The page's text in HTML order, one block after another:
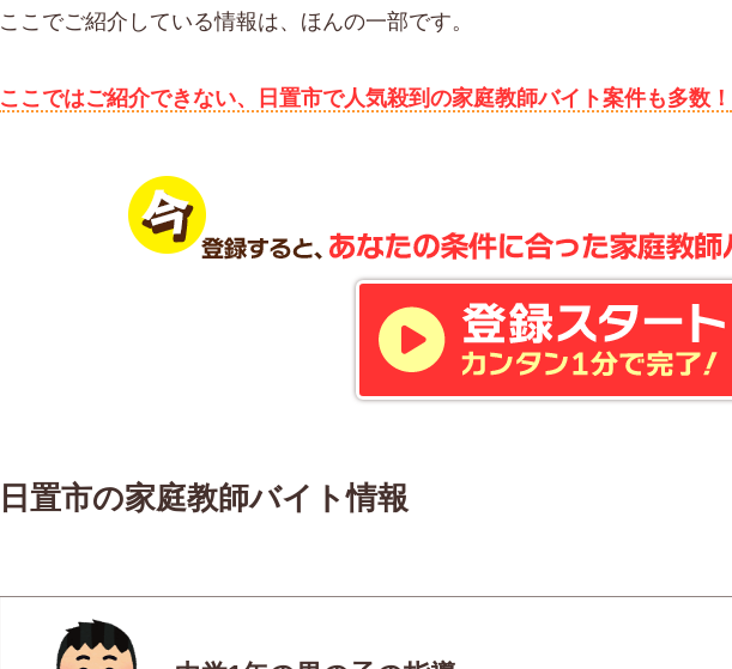
ここでご紹介している情報は、ほんの一部です。
ここではご紹介できない、日置市で人気殺到の家庭教師バイト案件も多数！
日置市の家庭教師バイト情報